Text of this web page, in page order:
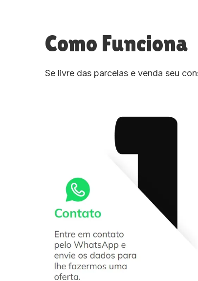
Como Funciona
Se livre das parcelas e venda seu